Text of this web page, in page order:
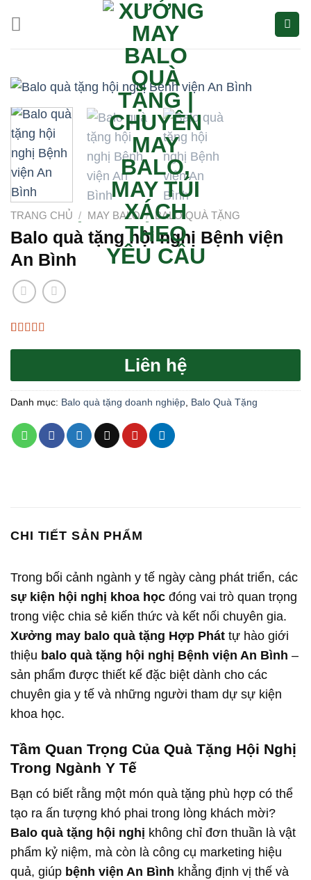
qua
nội
TRANG CHỦ / MAY BALO / BALO QUÀ TẶNG
Balo quà tặng hội nghị Bệnh viện
An Bình
Liên hệ
Danh mục: Balo quà tặng doanh nghiệp Balo Quà Tặng
CHI TIẾT SẢN PHẨM
Trong bối cảnh ngành y tế ngày càng phát triển, các
sự kiện hội nghị khoa học đóng vai trò quan trọng
trong việc chia sẻ kiến thức và kết nối chuyên gia.
Xưởng may balo quà tặng Hợp Phát tự hào giới
thiệu balo quà tặng hội nghị Bệnh viện An Bình –
sản phẩm được thiết kế đặc biệt dành cho các
chuyên gia y tế và những người tham dự sự kiện
khoa học.
Tầm Quan Trọng Của Quà Tặng Hội Nghị
Trong Ngành Y Tế
Bạn có biết rằng một món quà tặng phù hợp có thể
tạo ra ấn tượng khó phai trong lòng khách mời?
Balo quà tặng hội nghị không chỉ đơn thuần là vật
phẩm kỷ niệm, mà còn là công cụ marketing hiệu
quả, giúp bệnh viện An Bình khẳng định vị thế và